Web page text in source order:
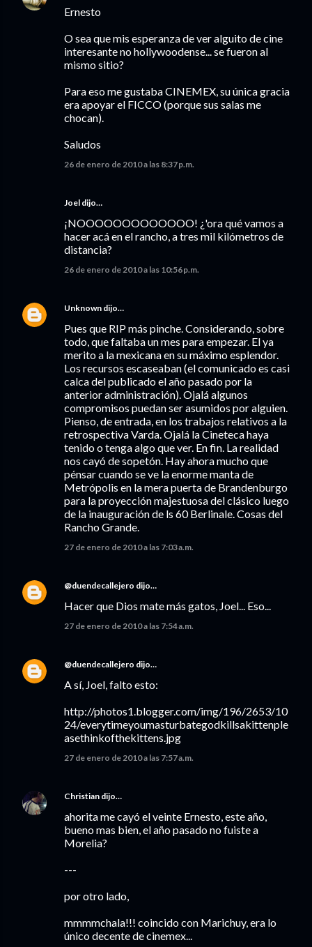
Ernesto
O sea que mis esperanza de ver alguito de cine
interesante no hollywoodense... se fueron al
mismo sitio?
Para eso me gustaba CINEMEX, su única gracia
era apoyar el FICCO (porque sus salas me
chocan).
Saludos
26 de enero de 2010 a las 8:37 p.m.
Joel dijo…
¡NOOOOOOOOOOOOO! ¿'ora qué vamos a
hacer acá en el rancho, a tres mil kilómetros de
distancia?
26 de enero de 2010 a las 10:56 p.m.
Unknown dijo…
Pues que RIP más pinche. Considerando, sobre
todo, que faltaba un mes para empezar. El ya
merito a la mexicana en su máximo esplendor.
Los recursos escaseaban (el comunicado es casi
calca del publicado el año pasado por la
anterior administración). Ojalá algunos
compromisos puedan ser asumidos por alguien.
Pienso, de entrada, en los trabajos relativos a la
retrospectiva Varda. Ojalá la Cineteca haya
tenido o tenga algo que ver. En fin. La realidad
nos cayó de sopetón. Hay ahora mucho que
pénsar cuando se ve la enorme manta de
Metrópolis en la mera puerta de Brandenburgo
para la proyección majestuosa del clásico luego
de la inauguración de ls 60 Berlinale. Cosas del
Rancho Grande.
27 de enero de 2010 a las 7:03 a.m.
@duendecallejero dijo…
Hacer que Dios mate más gatos, Joel... Eso...
27 de enero de 2010 a las 7:54 a.m.
@duendecallejero dijo…
A sí, Joel, falto esto:
http://photos1.blogger.com/img/196/2653/10
24/everytimeyoumasturbategodkillsakittenple
asethinkofthekittens.jpg
27 de enero de 2010 a las 7:57 a.m.
Christian dijo…
ahorita me cayó el veinte Ernesto, este año,
bueno mas bien, el año pasado no fuiste a
Morelia?
---
por otro lado,
mmmmchala!!! coincido con Marichuy, era lo
único decente de cinemex...